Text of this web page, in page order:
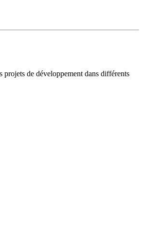
de développement dans différents